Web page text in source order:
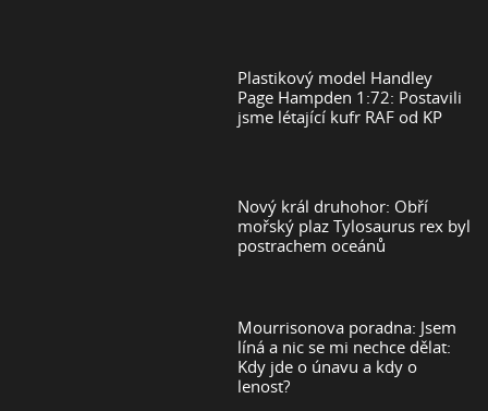
Plastikový model Handley
Page Hampden 1:72: Postavili
jsme létající kufr RAF od KP
Nový král druhohor: Obří
mořský plaz Tylosaurus rex byl
postrachem oceánů
Mourrisonova poradna: Jsem
líná a nic se mi nechce dělat:
Kdy jde o únavu a kdy o
lenost?